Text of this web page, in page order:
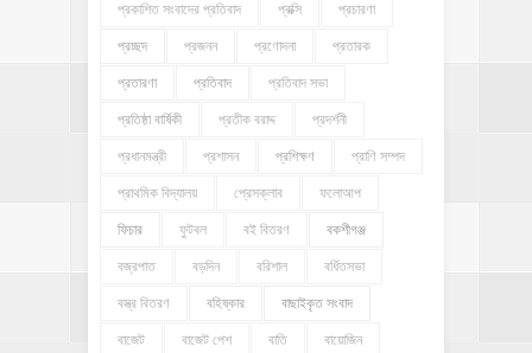
প্রকাশিত সংবাদের প্রতিবাদ প্রক্সি প্রচারণা
প্রচ্ছদ প্রজনন প্রণোদনা প্রতারক
প্রতারণা প্রতিবাদ প্রতিবাদ সভা
প্রতিষ্ঠা বার্ষিকী প্রতীক বরাদ্দ প্রদর্শনী
প্রধানমন্ত্রী প্রশাসন প্রশিক্ষণ প্রাণি সম্পদ
প্রাথমিক বিদ্যালয় প্রেসক্লাব ফলোআপ
ফিচার ফুটবল বই বিতরণ বকশীগঞ্জ
বজ্রপাত বড়দিন বরিশাল বর্ধিতসভা
বস্ত্র বিতরণ বহিষ্কার বাছাইকৃত সংবাদ
বাজেট বাজেট পেশ বাতি বায়োজিন